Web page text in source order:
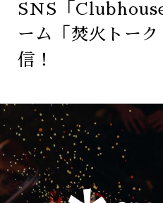
SNS「
ーム「焚火トー
信！